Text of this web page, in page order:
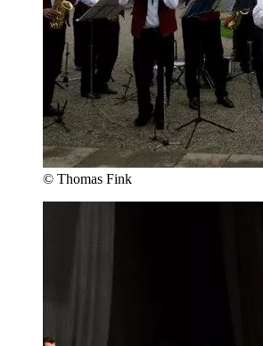
© Thomas Fink